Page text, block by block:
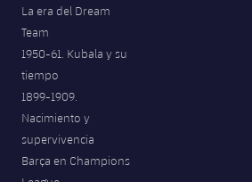
La era del Dream
Team
1950-61. Kubala y su
tiempo
1899-1909.
Nacimiento y
supervivencia
Barça en Champions